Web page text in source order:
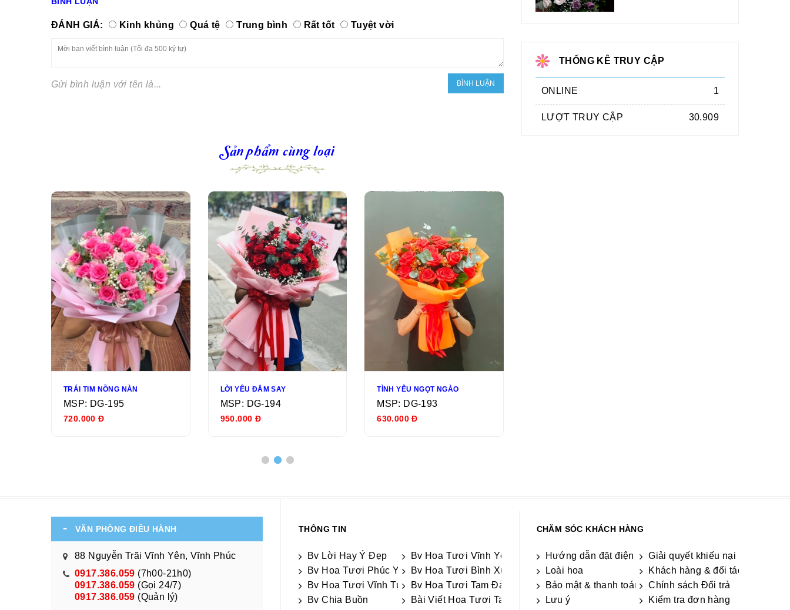
ĐÁNH GIÁ: Kinh khủng Quá tệ Trung bình Rất tốt Tuyệt vời
Gửi bình luận với tên là...
Sản phẩm cùng loại
TRÁI TIM NỒNG NÀN
MSP: DG-195
720.000 Đ
LỜI YÊU ĐẮM SAY
MSP: DG-194
950.000 Đ
TÌNH YÊU NGỌT NGÀO
MSP: DG-193
630.000 Đ
THỐNG KÊ TRUY CẬP
ONLINE 1
LƯỢT TRUY CẬP 30.909
VĂN PHÒNG ĐIỀU HÀNH
88 Nguyễn Trãi Vĩnh Yên, Vĩnh Phúc
0917.386.059 (7h00-21h0)
0917.386.059 (Gọi 24/7)
0917.386.059 (Quản lý)
THÔNG TIN
Bv Lời Hay Ý Đẹp
Bv Hoa Tươi Vĩnh Yên
Bv Hoa Tươi Phúc Yên
Bv Hoa Tươi Bình Xuyên
Bv Hoa Tươi Vĩnh TườngBv Hoa Tươi Tam Đảo
Bv Chia Buồn
Bài Viết Hoa Tươi Tam Dương
CHĂM SÓC KHÁCH HÀNG
Hướng dẫn đặt điện hoaGiải quyết khiếu nại & hỏi đáp
Loài hoa
Khách hàng & đối tác
Bảo mật & thanh toán
Chính sách Đổi trả
Lưu ý
Kiểm tra đơn hàng